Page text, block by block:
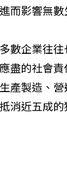
而影響無數
數企業往
盡的社會
產製造、
消近五成的